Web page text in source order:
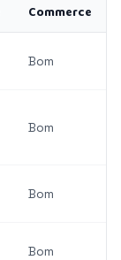
Commerce
Bom
Bom
Bom
Bom